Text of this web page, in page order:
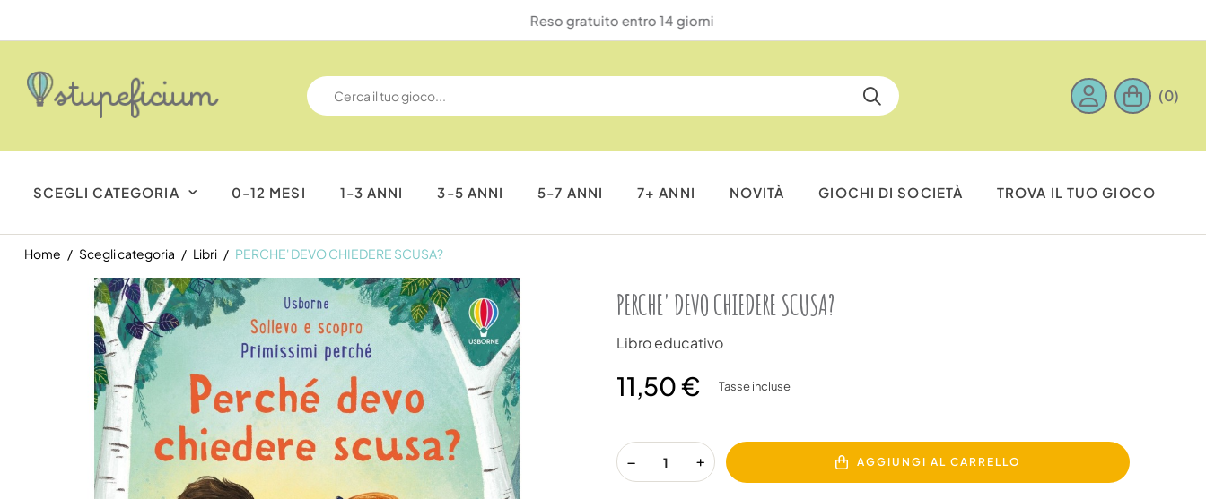
Reso gratuito entro 14 giorni
(0)
SCEGLI CATEGORIA 0-12 MESI 1-3 ANNI 3-5 ANNI 5-7 ANNI 7+ ANNI NOVITÀ GIOCHI DI SOCIETÀ TROVA IL TUO GIOCO
Home Scegli categoria Libri PERCHE' DEVO CHIEDERE SCUSA?
PERCHE' DEVO CHIEDERE SCUSA?
Libro educativo
11,50 € Tasse incluse
AGGIUNGI AL CARRELLO